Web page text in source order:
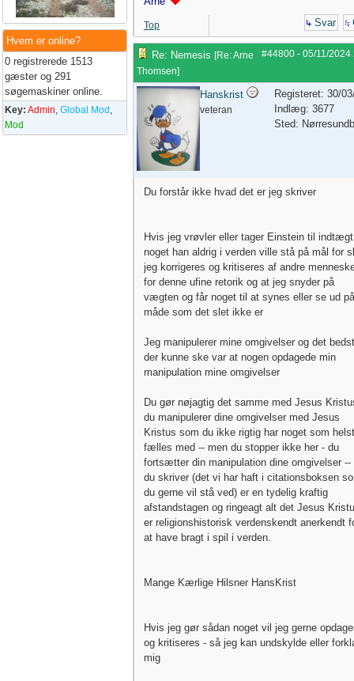
Hvem er online?
0 registrerede 1513
gæster og 291
søgemaskiner online.
Key: Admin, Global Mod ,
Mod
Top Svar
#44800 - 05/11/2024
Re: Nemesis [Re: Arne
Thomsen]
Hanskrist
veteran
Registeret: 30/
Indlæg: 3677
Sted:
Du forstår ikke hvad det er jeg skriver
Hvis jeg vrøvler eller tager Einstein til
noget han aldrig i verden ville stå på mål for
jeg korrigeres og kritiseres af andre
for denne ufine retorik og at jeg snyder på
vægten og får noget til at synes eller se ud
måde som det slet ikke er
Jeg manipulerer mine omgivelser og det
der kunne ske var at nogen opdagede min
manipulation mine omgivelser
Du gør nøjagtig det samme med Jesus
du manipulerer dine omgivelser med Jesus
Kristus som du ikke rigtig har noget som
fælles med -- men du stopper ikke her - du
fortsætter din manipulation dine omgivelser --
du skriver (det vi har haft i citationsboksen
du gerne vil stå ved) er en tydelig kraftig
afstandstagen og ringeagt alt det Jesus
er religionshistorisk verdenskendt anerkendt
at have bragt i spil i verden.
Mange Kærlige Hilsner HansKrist
Hvis jeg gør sådan noget vil jeg gerne
og kritiseres - så jeg kan undskylde eller
mig